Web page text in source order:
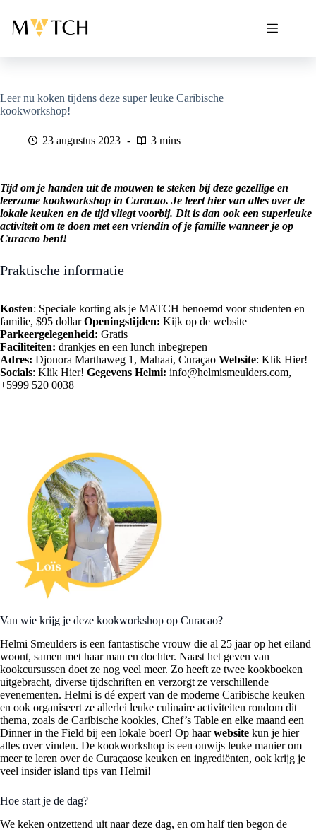
naar
Leer nu koken tijdens deze super leuke Caribische
kookworkshop!
23 augustus 2023 3 mins
Tijd om je handen uit de mouwen te steken bij deze gezellige en
leerzame kookworkshop in Curacao. Je leert hier van alles over de
lokale keuken en de tijd vliegt voorbij. Dit is dan ook een superleuke
activiteit om te doen met een vriendin of je familie wanneer je op
Curacao bent!
Praktische informatie
Kosten: Speciale korting als je MATCH benoemd voor studenten en
familie, $95 dollarOpeningstijden: Kijk op de website
Parkeergelegenheid: Gratis
Faciliteiten: drankjes en een lunch inbegrepen
Adres: Djonora Marthaweg 1, Mahaai, Curaçao Website: Klik Hier!
Socials: Klik Hier! Gegevens Helmi: info@helmismeulders.com,
+5999 520 0038
Van wie krijg je deze kookworkshop op Curacao?
Helmi Smeulders is een fantastische vrouw die al 25 jaar op het eiland
woont, samen met haar man en dochter. Naast het geven van
kookcursussen doet ze nog veel meer. Zo heeft ze twee kookboeken
uitgebracht, diverse tijdschriften en verzorgt ze verschillende
evenementen. Helmi is dé expert van de moderne Caribische keuken
en ook organiseert ze allerlei leuke culinaire activiteiten rondom dit
thema, zoals de Caribische kookles, Chef’s Table en elke maand een
Dinner in the Field bij een lokale boer! Op haarwebsite kun je hier
alles over vinden. De kookworkshop is een onwijs leuke manier om
meer te leren over de Curaçaose keuken en ingrediënten, ook krijg je
veel insider island tips van Helmi!
Hoe start je de dag?
We keken ontzettend uit naar deze dag, en om half tien begon de